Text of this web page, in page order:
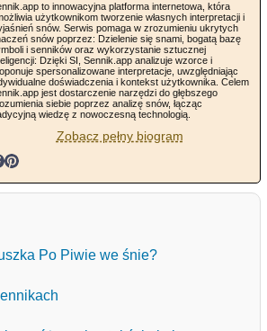
to innowacyjna platforma internetowa, która
użytkownikom tworzenie własnych interpretacji i
snów. Serwis pomaga w zrozumieniu ukrytych
snów poprzez: Dzielenie się snami, bogatą bazę
i senników oraz wykorzystanie sztucznej
Dzięki SI, Sennik.app analizuje wzorce i
spersonalizowane interpretacje, uwzględniając
doświadczenia i kontekst użytkownika. Celem
jest dostarczenie narzędzi do głębszego
siebie poprzez analizę snów, łącząc
wiedzę z nowoczesną technologią.
Zobacz pełny biogram
Po Piwie we śnie?